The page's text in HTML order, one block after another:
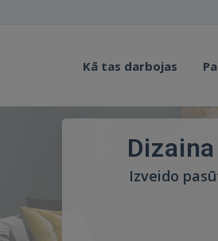
Kā tas darbojas
Izveido